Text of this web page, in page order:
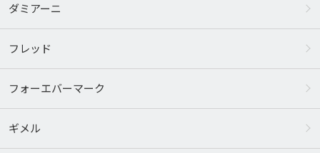
ダミアーニ
フレッド
フォーエバーマーク
ギメル